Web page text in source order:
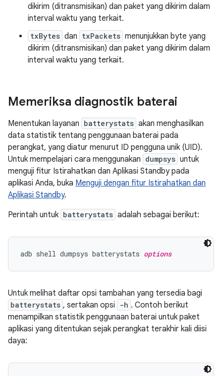
dikirim (ditransmisikan) dan paket yang dikirim dalam
interval waktu yang terkait.
txBytes dan txPackets menunjukkan byte yang
dikirim (ditransmisikan) dan paket yang dikirim dalam
interval waktu yang terkait.
Memeriksa diagnostik baterai
Menentukan layanan batterystats akan menghasilkan
data statistik tentang penggunaan baterai pada
perangkat, yang diatur menurut ID pengguna unik (UID).
Untuk mempelajari cara menggunakan dumpsys untuk
menguji fitur Istirahatkan dan Aplikasi Standby pada
aplikasi Anda, buka Menguji dengan fitur Istirahatkan dan
Aplikasi Standby.
Perintah untuk batterystats adalah sebagai berikut:
adb shell dumpsys batterystats options
Untuk melihat daftar opsi tambahan yang tersedia bagi
batterystats , sertakan opsi -h . Contoh berikut
menampilkan statistik penggunaan baterai untuk paket
aplikasi yang ditentukan sejak perangkat terakhir kali diisi
daya: